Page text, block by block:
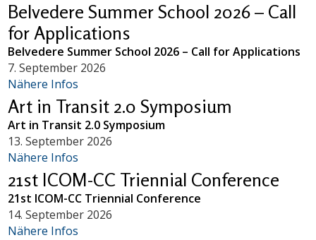
Belvedere Summer School 2026 – Call
for Applications
Belvedere Summer School 2026 – Call for Applications
7. September 2026
Nähere Infos
Art in Transit 2.0 Symposium
Art in Transit 2.0 Symposium
13. September 2026
Nähere Infos
21st ICOM-CC Triennial Conference
21st ICOM-CC Triennial Conference
14. September 2026
Nähere Infos